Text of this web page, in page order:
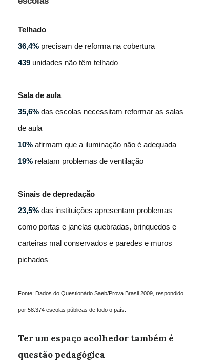
Telhado
36,4% precisam de reforma na cobertura
439 unidades não têm telhado
Sala de aula
35,6% das escolas necessitam reformar as salas
de aula
10% afirmam que a iluminação não é adequada
19% relatam problemas de ventilação
Sinais de depredação
23,5% das instituições apresentam problemas
como portas e janelas quebradas, brinquedos e
carteiras mal conservados e paredes e muros
pichados
Fonte: Dados do Questionário Saeb/Prova Brasil 2009, respondido
por 58.374 escolas públicas de todo o país.
Ter um espaço acolhedor também é
questão pedagógica